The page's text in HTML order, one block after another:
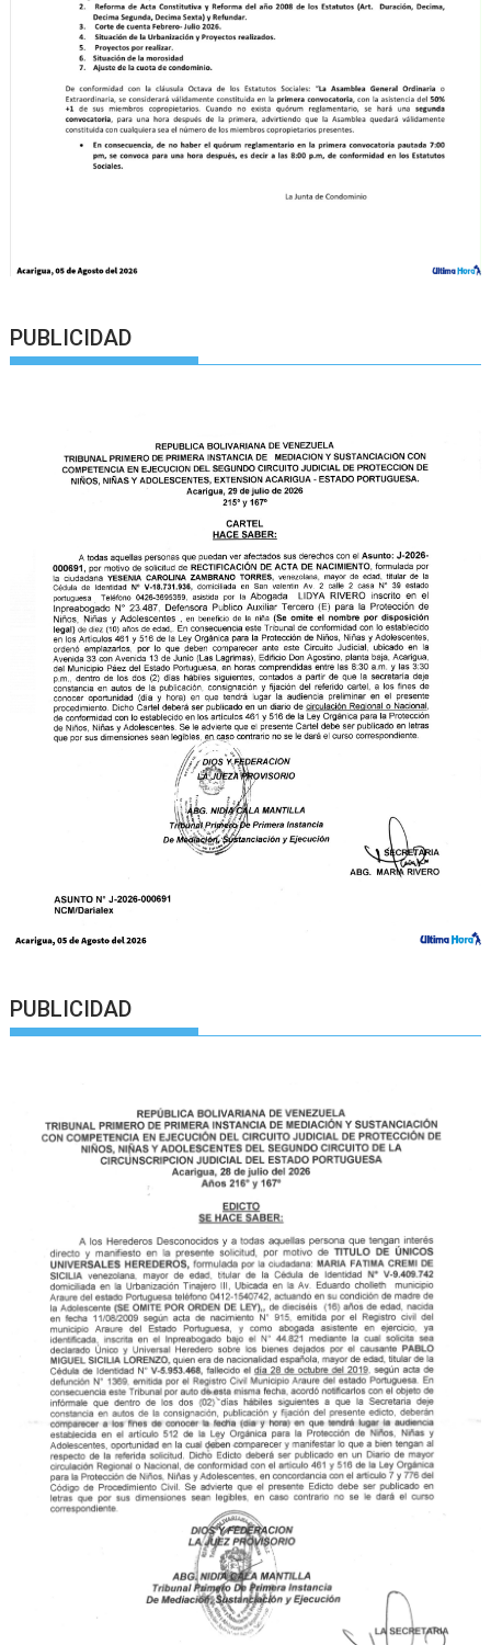
PUBLICIDAD
PUBLICIDAD